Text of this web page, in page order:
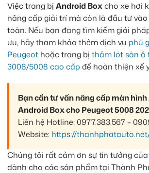
Việc trang bị Android Boxcho xe hơi
nâng cấp giải trí mà còn là đầu tư
toàn. Nếu bạn đang tìm kiếm giải
ưu, hãy tham khảo thêm dịch vụ phủ
Peugeot hoặc trang bị thảm lót sàn ô
3008/5008 cao cấp để hoàn thiện xế
Bạn cần tư vấn nâng cấp màn
Android Box cho Peugeot 5008
Liên hệ Hotline: 0977.383.567 –
Website: https://
Chúng tôi rất cảm ơn sự tin tưởng
dành cho các sản phẩm tại Thành